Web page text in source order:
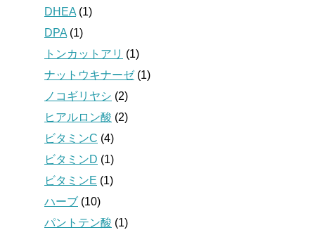
DHEA (1)
DPA (1)
トンカットアリ (1)
ナットウキナーゼ(1)
ノコギリヤシ (2)
ヒアルロン酸 (2)
ビタミンC (4)
ビタミンD (1)
ビタミンE (1)
ハーブ (10)
パントテン酸 (1)